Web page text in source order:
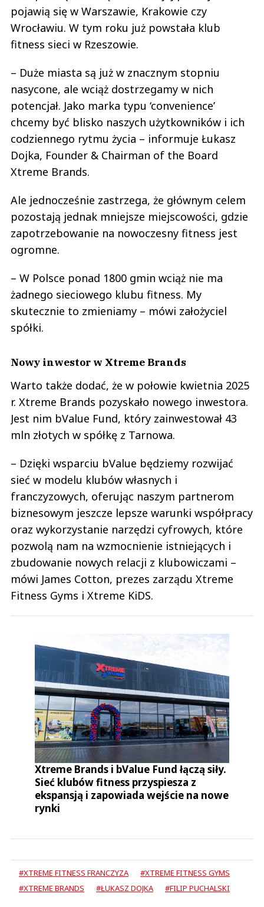
pojawią się w Warszawie, Krakowie czy
Wrocławiu. W tym roku już powstała klub
fitness sieci w Rzeszowie.
– Duże miasta są już w znacznym stopniu
nasycone, ale wciąż dostrzegamy w nich
potencjał. Jako marka typu ‘convenience’
chcemy być blisko naszych użytkowników i ich
codziennego rytmu życia – informuje Łukasz
Dojka, Founder & Chairman of the Board
Xtreme Brands.
Ale jednocześnie zastrzega, że głównym celem
pozostają jednak mniejsze miejscowości, gdzie
zapotrzebowanie na nowoczesny fitness jest
ogromne.
– W Polsce ponad 1800 gmin wciąż nie ma
żadnego sieciowego klubu fitness. My
skutecznie to zmieniamy – mówi założyciel
spółki.
Nowy inwestor w Xtreme Brands
Warto także dodać, że w połowie kwietnia 2025
r. Xtreme Brands pozyskało nowego inwestora.
Jest nim bValue Fund, który zainwestował 43
mln złotych w spółkę z Tarnowa.
– Dzięki wsparciu bValue będziemy rozwijać
sieć w modelu klubów własnych i
franczyzowych, oferując naszym partnerom
biznesowym jeszcze lepsze warunki współpracy
oraz wykorzystanie narzędzi cyfrowych, które
pozwolą nam na wzmocnienie istniejących i
zbudowanie nowych relacji z klubowiczami –
mówi James Cotton, prezes zarządu Xtreme
Fitness Gyms i Xtreme KiDS.
Xtreme Brands i bValue Fund łączą siły.
Sieć klubów fitness przyspiesza z
ekspansją i zapowiada wejście na nowe
rynki
#XTREME FITNESS FRANCZYZA
#XTREME FITNESS GYMS
#XTREME BRANDS
#ŁUKASZ DOJKA #FILIP PUCHALSKI